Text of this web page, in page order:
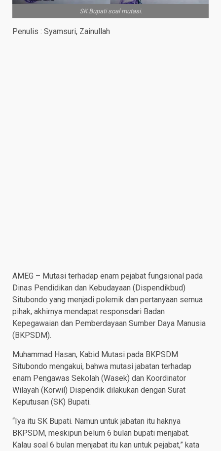
SK Bupati soal mutasi.
Penulis : Syamsuri, Zainullah
AMEG – Mutasi terhadap enam pejabat fungsional pada
Dinas Pendidikan dan Kebudayaan (Dispendikbud)
Situbondo yang menjadi polemik dan pertanyaan semua
pihak, akhirnya mendapat responsdari Badan
Kepegawaian dan Pemberdayaan Sumber Daya Manusia
(BKPSDM).
Muhammad Hasan, Kabid Mutasi pada BKPSDM
Situbondo mengakui, bahwa mutasi jabatan terhadap
enam Pengawas Sekolah (Wasek) dan Koordinator
Wilayah (Korwil) Dispendik dilakukan dengan Surat
Keputusan (SK) Bupati.
“Iya itu SK Bupati. Namun untuk jabatan itu haknya
BKPSDM, meskipun belum 6 bulan bupati menjabat.
Kalau soal 6 bulan menjabat itu kan untuk pejabat,” kata